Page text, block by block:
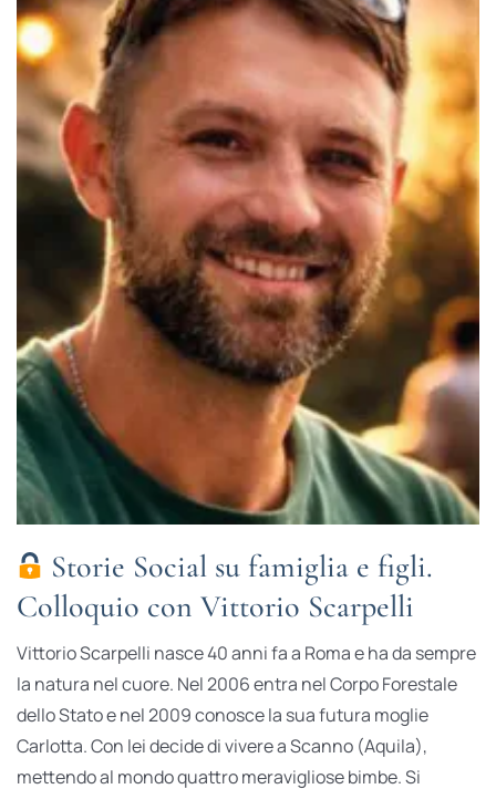
Storie Social su famiglia e figli.
Colloquio con Vittorio Scarpelli
Vittorio Scarpelli nasce 40 anni fa a Roma e ha da sempre
la natura nel cuore. Nel 2006 entra nel Corpo Forestale
dello Stato e nel 2009 conosce la sua futura moglie
Carlotta. Con lei decide di vivere a Scanno (Aquila),
mettendo al mondo quattro meravigliose bimbe. Si